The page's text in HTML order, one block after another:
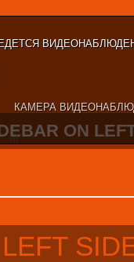
КАМЕРА
nt ON
LEFT